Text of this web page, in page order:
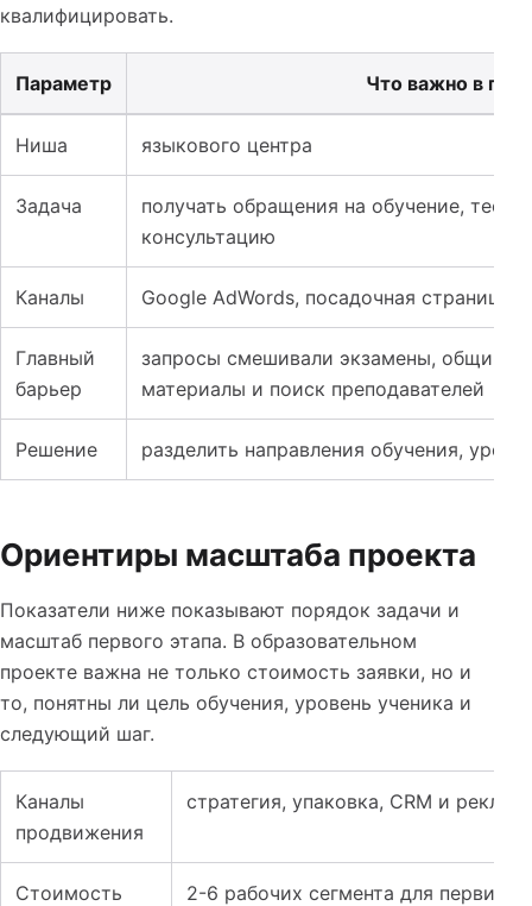
квалифицировать.
Параметр Что важно в
Ниша языкового центра
Задача
получать обращения на обучение,
консультацию
Каналы Google AdWords, посадочная страница,
Главный
барьер
запросы смешивали экзамены, общий
материалы и поиск преподавателей
Решение разделить направления обучения,
Ориентиры масштаба проекта
Показатели ниже показывают порядок задачи и
масштаб первого этапа. В образовательном
проекте важна не только стоимость заявки, но и
то, понятны ли цель обучения, уровень ученика и
следующий шаг.
Каналы
продвижения
стратегия, упаковка, CRM и
Стоимость
2-6 рабочих сегмента для